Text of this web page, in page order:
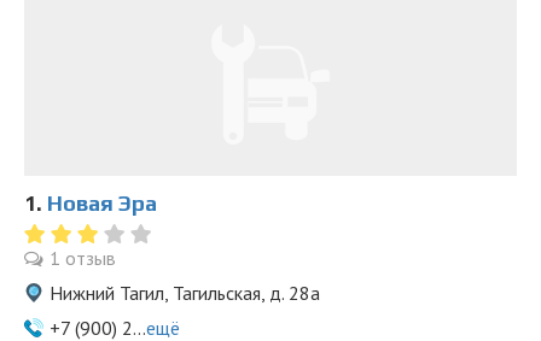
1. Новая Эра
1 отзыв
Нижний Тагил, Тагильская, д. 28а
+7 (900) 2...ещё